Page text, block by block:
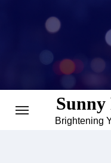
Sunny
Brightening